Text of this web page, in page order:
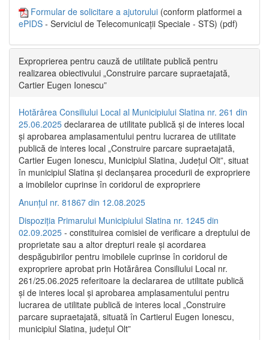
Formular de solicitare a ajutorului (conform platformei a
ePIDS - Serviciul de Telecomunicații Speciale - STS) (pdf)
Exproprierea pentru cauză de utilitate publică pentru
realizarea obiectivului „Construire parcare supraetajată,
Cartier Eugen Ionescu”
Hotărârea Consiliului Local al Municipiului Slatina nr. 261 din
25.06.2025 declararea de utilitate publică și de interes local
și aprobarea amplasamentului pentru lucrarea de utilitate
publică de interes local „Construire parcare supraetajată,
Cartier Eugen Ionescu, Municipiul Slatina, Județul Olt”, situat
în municipiul Slatina și declanșarea procedurii de expropriere
a imobilelor cuprinse în coridorul de expropriere
Anunțul nr. 81867 din 12.08.2025
Dispoziția Primarului Municipiului Slatina nr. 1245 din
02.09.2025 - constituirea comisiei de verificare a dreptului de
proprietate sau a altor drepturi reale și acordarea
despăgubirilor pentru imobilele cuprinse în coridorul de
expropriere aprobat prin Hotărârea Consiliului Local nr.
261/25.06.2025 referitoare la declararea de utilitate publică
și de interes local și aprobarea amplasamentului pentru
lucrarea de utilitate publică de interes local „Construire
parcare supraetajată, situată în Cartierul Eugen Ionescu,
municipiul Slatina, județul Olt”